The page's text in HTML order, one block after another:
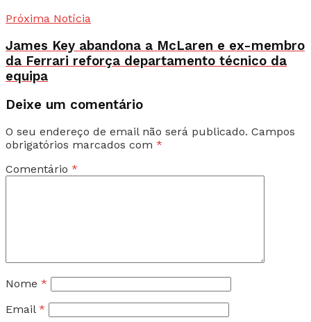
Próxima Notícia
James Key abandona a McLaren e ex-membro
da Ferrari reforça departamento técnico da
equipa
Deixe um comentário
O seu endereço de email não será publicado. Campos
obrigatórios marcados com *
Comentário *
Nome *
Email *